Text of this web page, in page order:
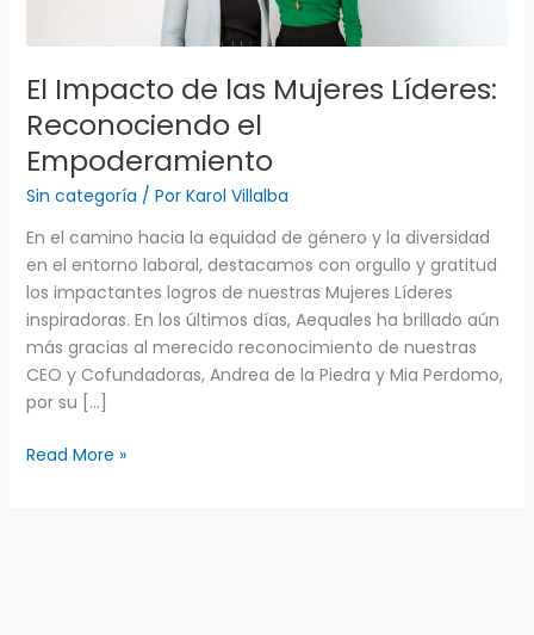
El Impacto de las Mujeres Líderes:
Reconociendo el
Empoderamiento
Sin categoría / Por Karol Villalba
En el camino hacia la equidad de género y la diversidad
en el entorno laboral, destacamos con orgullo y gratitud
los impactantes logros de nuestras Mujeres Líderes
inspiradoras. En los últimos días, Aequales ha brillado aún
más gracias al merecido reconocimiento de nuestras
CEO y Cofundadoras, Andrea de la Piedra y Mia Perdomo,
por su […]
Empoderamiento
Read More »